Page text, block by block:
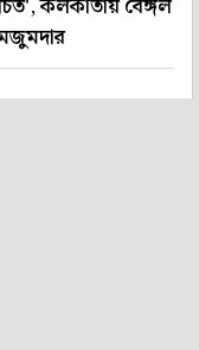
কলকাতায় বেঙ্গল